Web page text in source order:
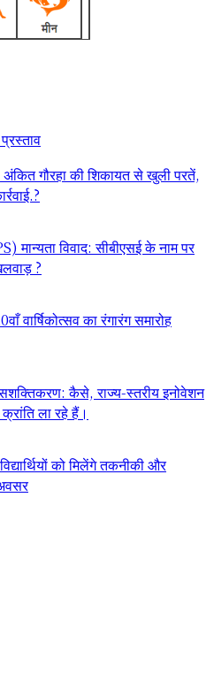
अंकित गौरहा की शिकायत से खुली परतें,
मान्यता विवाद: सीबीएसई के नाम पर
?
वार्षिकोत्सव का रंगारंग समारोह
कैसे, राज्य-स्तरीय इनोवेशन
ला रहे हैं।
को मिलेंगे तकनीकी और